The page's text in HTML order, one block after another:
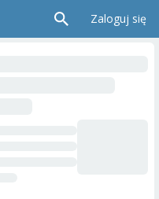
Zaloguj się